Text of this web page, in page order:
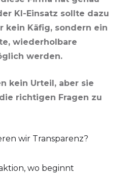
KI-Einsatz sollte dazu
kein Käfig, sondern ein
wiederholbare
werden.
kein Urteil, aber sie
richtigen Fragen zu
wir Transparenz?
wo beginnt